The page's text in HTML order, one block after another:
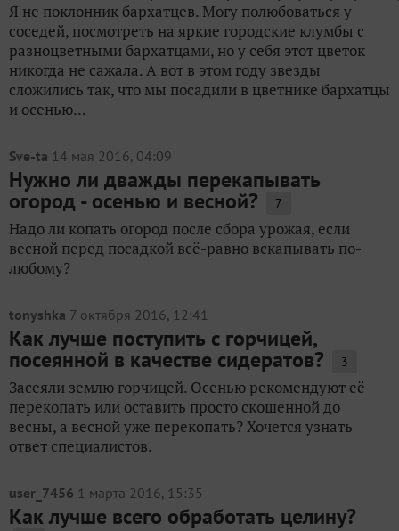
Я не поклонник бархатцев. Могу полюбоваться у
соседей, посмотреть на яркие городские клумбы с
разноцветными бархатцами, но у себя этот цветок
никогда не сажала. А вот в этом году звезды
сложились так, что мы посадили в цветнике бархатцы
и осенью...
Sve-ta 14 мая 2016, 04:09
Нужно ли дважды перекапывать
огород - осенью и весной? 7
Надо ли копать огород после сбора урожая, если
весной перед посадкой всё-равно вскапывать по-
любому?
tonyshka 7 октября 2016, 12:41
Как лучше поступить с горчицей,
посеянной в качестве сидератов? 3
Засеяли землю горчицей. Осенью рекомендуют её
перекопать или оставить просто скошенной до
весны, а весной уже перекопать? Хочется узнать
ответ специалистов.
user_7456 1 марта 2016, 15:35
Как лучше всего обработать целину?